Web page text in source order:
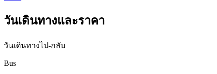
วันเดินทางและราคา
วันเดินทางไป-กลับ
Bus